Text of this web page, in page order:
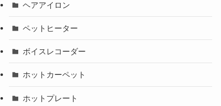
ヘアアイロン
ペットヒーター
ボイスレコーダー
ホットカーペット
ホットプレート